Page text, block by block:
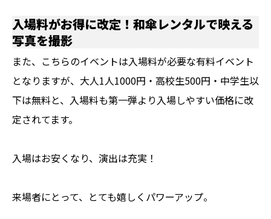
入場料がお得に改定！和傘レンタルで映える
写真を撮影
また、こちらのイベントは入場料が必要な有料イベント
となりますが、大人1人1000円・高校生500円・中学生以
下は無料と、入場料も第一弾より入場しやすい価格に改
定されてます。
入場はお安くなり、演出は充実！
来場者にとって、とても嬉しくパワーアップ。